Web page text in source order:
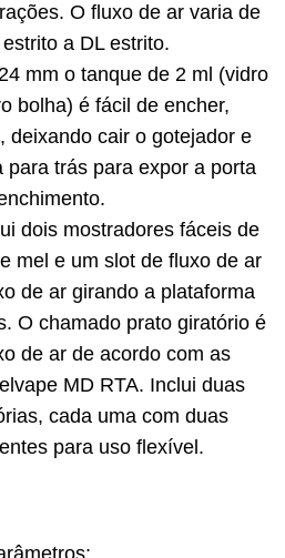
O fluxo de ar varia de
a DL estrito.
mm o tanque de 2 ml (vidro
bolha) é fácil de encher,
deixando cair o gotejador e
para trás para expor a porta
dois mostradores fáceis de
mel e um slot de fluxo de ar
de ar girando a plataforma
O chamado prato giratório é
de ar de acordo com as
MD RTA. Inclui duas
cada uma com duas
para uso flexível.